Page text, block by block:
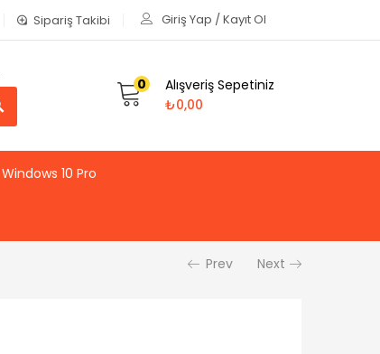
Sipariş Takibi Giriş Yap / Kayıt Ol
0
Alışveriş Sepetiniz
₺0,00
Windows 10 Pro
Prev Next